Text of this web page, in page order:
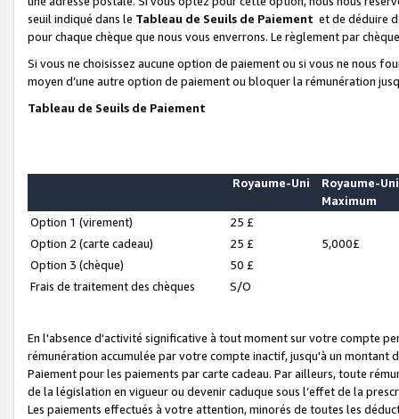
seuil indiqué dans le Tableau de Seuils de Paiement et de déduire
pour chaque chèque que nous vous enverrons. Le règlement par
Si vous ne choisissez aucune option de paiement ou si vous ne nous
moyen d’une autre option de paiement ou bloquer la rémunération
Tableau de Seuils de Paiement
Royaume-Uni
Royaume-Uni
Maximum
Option 1 (virement)
25 £
Option 2 (carte cadeau)
25 £
5,000£
Option 3 (chèque)
50 £
Frais de traitement des chèques
S/O
En l'absence d'activité significative à tout moment sur votre compte
rémunération accumulée par votre compte inactif, jusqu'à un montant
Paiement pour les paiements par carte cadeau. Par ailleurs, toute
de la législation en vigueur ou devenir caduque sous l’effet de la
Les paiements effectués à votre attention, minorés de toutes les